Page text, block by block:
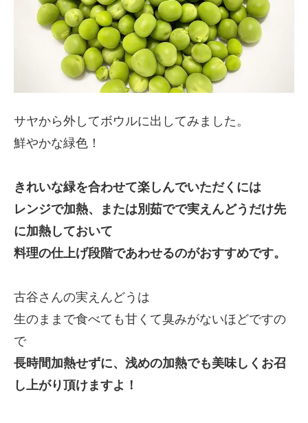
サヤから外してボウルに出してみました。
鮮やかな緑色！
きれいな緑を合わせて楽しんでいただくには
レンジで加熱、または別茹でで実えんどうだけ先
に加熱しておいて
料理の仕上げ段階であわせるのがおすすめです。
古谷さんの実えんどうは
生のままで食べても甘くて臭みがないほどですの
で
長時間加熱せずに、浅めの加熱でも美味しくお召
し上がり頂けますよ！